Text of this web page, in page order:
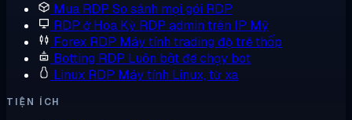
Mua RDP So sánh mọi gói RDP
RDP ở Hoa Kỳ RDP admin trên IP Mỹ
Forex RDP Máy tính trading độ trễ thấp
Botting RDP Luôn bật để chạy bot
Linux RDP Máy tính Linux, từ xa
TIỆN ÍCH